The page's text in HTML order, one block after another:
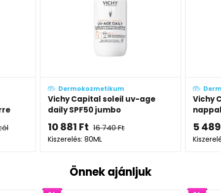
Dermokozmetikum
Vichy Capital Soleil UV-Age
nappali arckrém fluid SPF50+
5 489 Ft 10 977Ft
Kiszerelés: 40ML
Vichy
4
Önnek ajánljuk